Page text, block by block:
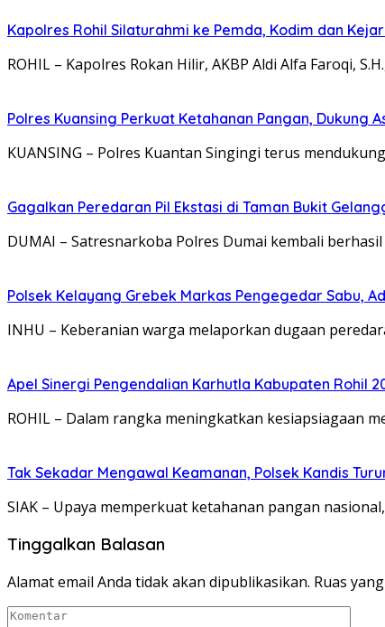
Kapolres Rohil Silaturahmi ke Pemda, Kodim dan
ROHIL – Kapolres Rokan Hilir, AKBP Aldi Alfa Faroqi,
Polres Kuansing Perkuat Ketahanan Pangan, Dukung
KUANSING – Polres Kuantan Singingi terus
Gagalkan Peredaran Pil Ekstasi di Taman Bukit
DUMAI – Satresnarkoba Polres Dumai kembali
Polsek Kelayang Grebek Markas Pengegedar Sabu,
INHU – Keberanian warga melaporkan dugaan
Apel Sinergi Pengendalian Karhutla Kabupaten Rohil
ROHIL – Dalam rangka meningkatkan kesiapsiagaan
Tak Sekadar Mengawal Keamanan, Polsek Kandis
SIAK – Upaya memperkuat ketahanan pangan
Tinggalkan Balasan
Alamat email Anda tidak akan dipublikasikan. Ruas